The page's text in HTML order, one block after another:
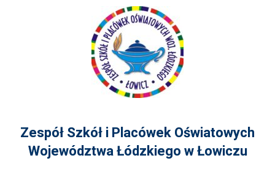
Zespół Szkół i Placówek Oświatowych
Województwa Łódzkiego w Łowiczu